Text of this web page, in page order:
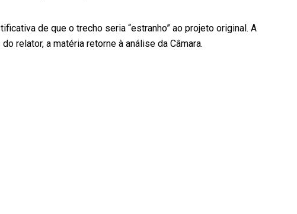
de que o trecho seria “estranho” ao projeto original. A
relator, a matéria retorne à análise da Câmara.